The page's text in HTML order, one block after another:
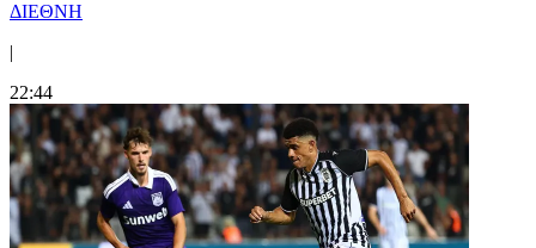
ΔΙΕΘΝΗ
|
22:44